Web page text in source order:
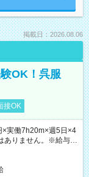
掲載日：2026.08.06
OK！呉服
接OK
実働7h20m×週5日×4
ありません。※給与即